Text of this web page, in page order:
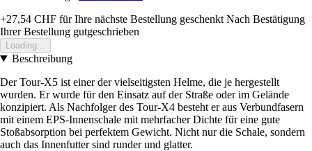
+27,54 CHF für Ihre nächste Bestellung geschenkt Nach Bestätigung
Ihrer Bestellung gutgeschrieben
Loading...
Beschreibung
Der Tour-X5 ist einer der vielseitigsten Helme, die je hergestellt
wurden. Er wurde für den Einsatz auf der Straße oder im Gelände
konzipiert. Als Nachfolger des Tour-X4 besteht er aus Verbundfasern
mit einem EPS-Innenschale mit mehrfacher Dichte für eine gute
Stoßabsorption bei perfektem Gewicht. Nicht nur die Schale, sondern
auch das Innenfutter sind runder und glatter.